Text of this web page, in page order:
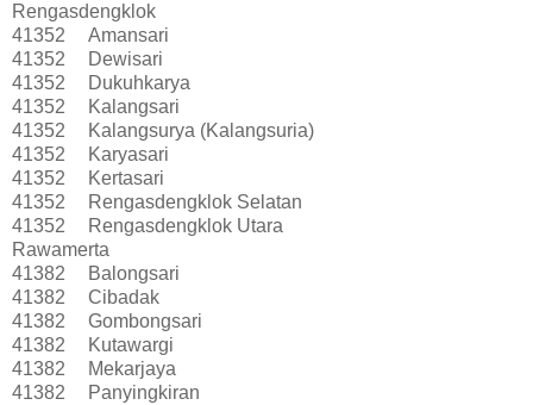
Rengasdengklok
41352
Amansari
41352
Dewisari
41352
Dukuhkarya
41352
Kalangsari
41352
Kalangsurya (Kalangsuria)
41352
Karyasari
41352
Kertasari
41352
Rengasdengklok Selatan
41352
Rengasdengklok Utara
Rawamerta
41382
Balongsari
41382
Cibadak
41382
Gombongsari
41382
Kutawargi
41382
Mekarjaya
41382
Panyingkiran